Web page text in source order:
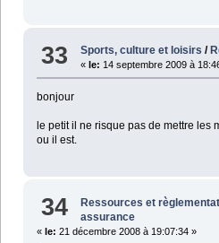
33 Sports, culture et loisirs /
«le: 14 septembre 2009 à
bonjour
le petit il ne risque pas de mettre les
ou il est.
34 Ressources et
assurance
« le: 21 décembre 2008 à 19:07:34 »